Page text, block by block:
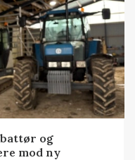
og
mod ny